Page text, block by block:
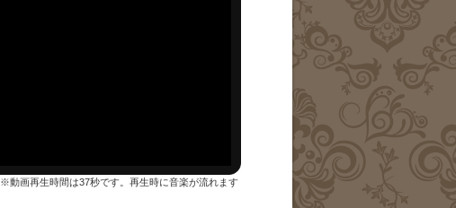
※動画再生時間は37秒です。再生時に音楽が流れます